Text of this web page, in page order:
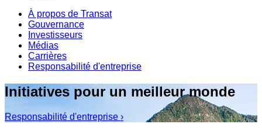
À propos de Transat
Gouvernance
Investisseurs
Médias
Carrières
Responsabilité d'entreprise
Initiatives pour un meilleur monde
Responsabilité d'entreprise ›